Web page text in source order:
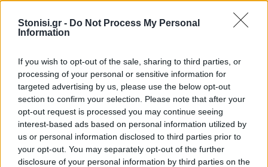
Stonisi.gr - Do Not Process My Personal
Information
If you wish to opt-out of the sale, sharing to third parties, or
processing of your personal or sensitive information for
targeted advertising by us, please use the below opt-out
section to confirm your selection. Please note that after your
opt-out request is processed you may continue seeing
interest-based ads based on personal information utilized by
us or personal information disclosed to third parties prior to
your opt-out. You may separately opt-out of the further
disclosure of your personal information by third parties on the